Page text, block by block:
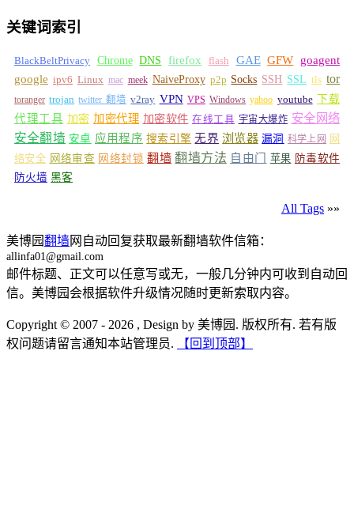
关键词索引
BlackBeltPrivacy Chrome DNS firefox flash GAE GFW
goagent
google ipv6 Linux mac meek NaiveProxy p2p Socks SSH SSL tls tor
toranger trojan twitter 翻墙 v2ray VPN VPS Windows yahoo youtube 下载
代理工具 加密 加密代理 加密软件 在线工具 宇宙大爆炸 安全网络
安全翻墙 安卓 应用程序 搜索引擎 无界 浏览器 漏洞 科学上网 网
络安全 网络审查 网络封锁 翻墙 翻墙方法 自由门 苹果 防毒软件
防火墙 黑客
All Tags »»
美博园翻墙网自动回复获取最新翻墙软件信箱：
allinfa01@gmail.com
邮件标题、正文可以任意写或无，一般几分钟内可收到自动回
信。美博园会根据软件升级情况随时更新索取内容。
Copyright © 2007 - 2026 , Design by 美博园. 版权所有. 若有版
权问题请留言通知本站管理员.
【回到顶部】